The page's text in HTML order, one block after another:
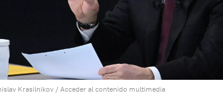
Krasilnikov / Acceder al contenido multimedia